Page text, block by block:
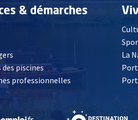
& démarches
, Ouvre une nouvelle fenêtre
piscines
professionnelles
La
fenêtre , Ouvre une nouvelle fenêtre